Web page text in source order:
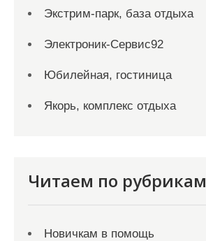
Экстрим-парк, база отдыха
Электроник-Сервис92
Юбилейная, гостиница
Якорь, комплекс отдыха
Читаем по рубрикам
Новичкам в помощь